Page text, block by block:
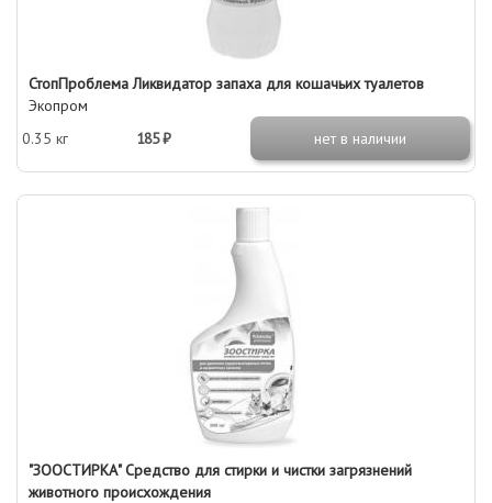
СтопПроблема Ликвидатор запаха для кошачьих туалетов
Экопром
0.35 кг
185 ₽ нет в наличии
"ЗООСТИРКА" Средство для стирки и чистки загрязнений
животного происхождения